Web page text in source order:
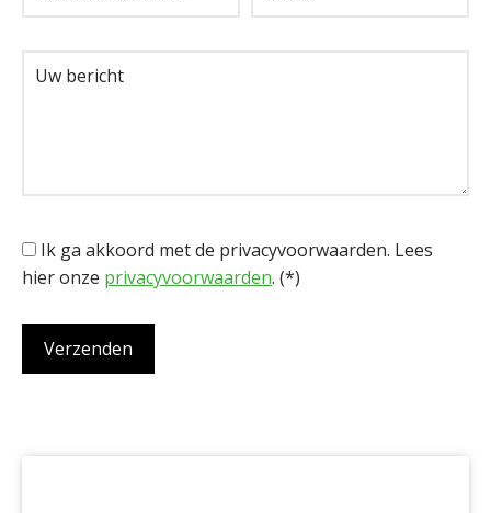
Ik ga akkoord met de privacyvoorwaarden. Lees
hier onze privacyvoorwaarden. (*)